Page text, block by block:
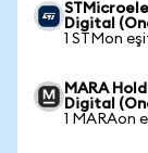
Digital
1 STMon
MARA
Digital
1 MARAon